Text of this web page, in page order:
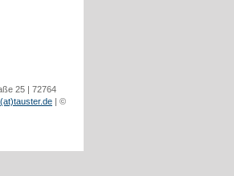
25 | 72764
| ©